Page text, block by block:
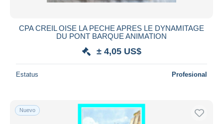
Todas las duraciones
Cerrando dentro
Sólo con descuento
Envío gratis
CPA CREIL OISE LA PECHE APRES LE DYNAMITAGE
DU PONT BARQUE ANIMATION
± 4,05 US$
Estatus Profesional
Nuevo